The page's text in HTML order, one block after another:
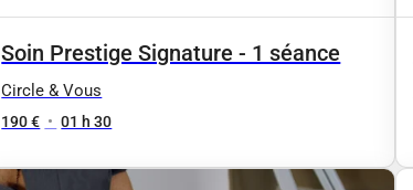
Soin Prestige Signature - 1 séance
Circle & Vous
190 € • 01 h 30